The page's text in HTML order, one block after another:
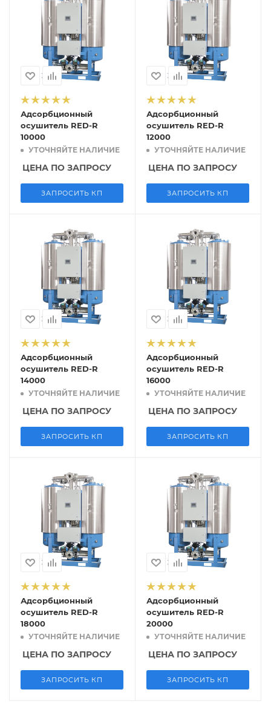
Адсорбционный
осушитель RED-R
10000
УТОЧНЯЙТЕ НАЛИЧИЕ
ЦЕНА ПО ЗАПРОСУ
ЗАПРОСИТЬ КП
Адсорбционный
осушитель RED-R
12000
УТОЧНЯЙТЕ НАЛИЧИЕ
ЦЕНА ПО ЗАПРОСУ
ЗАПРОСИТЬ КП
Адсорбционный
осушитель RED-R
14000
УТОЧНЯЙТЕ НАЛИЧИЕ
ЦЕНА ПО ЗАПРОСУ
ЗАПРОСИТЬ КП
Адсорбционный
осушитель RED-R
16000
УТОЧНЯЙТЕ НАЛИЧИЕ
ЦЕНА ПО ЗАПРОСУ
ЗАПРОСИТЬ КП
Адсорбционный
осушитель RED-R
18000
УТОЧНЯЙТЕ НАЛИЧИЕ
ЦЕНА ПО ЗАПРОСУ
ЗАПРОСИТЬ КП
Адсорбционный
осушитель RED-R
20000
УТОЧНЯЙТЕ НАЛИЧИЕ
ЦЕНА ПО ЗАПРОСУ
ЗАПРОСИТЬ КП